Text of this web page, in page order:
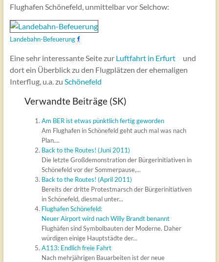
Flughafen Schönefeld, unmittelbar vor Selchow:
Landebahn-Befeuerung
Eine sehr interessante Seite zur Luftfahrt in Erfurt
und
dort ein Überblick zu den Flugplätzen der ehemaligen
Interflug, u.a. zu Schönefeld
Verwandte Beiträge (SK)
Am BER ist etwas pünktlich fertig geworden
Am Flughafen in Schönefeld geht auch mal was nach
Plan....
Back to the Routes! (Juni 2011)
Die letzte Großdemonstration der Bürgerinitiativen in
Schönefeld vor der Sommerpause,...
Back to the Routes! (April 2011)
Bereits der dritte Protestmarsch der Bürgerinitiativen
in Schönefeld, diesmal unter...
Flughafen Schönefeld:
Neuer Airport wird nach Willy Brandt benannt
Flughäfen sind Symbolbauten der Moderne. Daher
würdigen einige Hauptstädte der...
A113: Endlich freie Fahrt
Nach mehrjährigen Bauarbeiten ist der neue